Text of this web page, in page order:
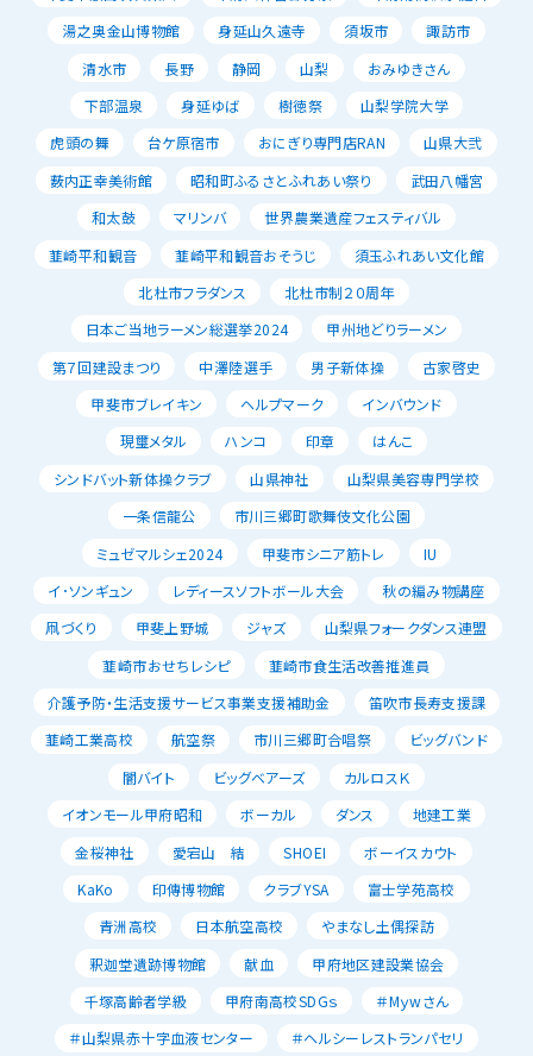
湯之奥金山博物館
身延山久遠寺 須坂市
諏訪市
清水市
長野 静岡 山梨
おみゆきさん
下部温泉
身延ゆば 樹徳祭
山梨学院大学
虎頭の舞
台ケ原宿市 おにぎり専門店RAN
山県大弐
薮内正幸美術館
昭和町ふるさとふれあい祭り
武田八幡宮
和太鼓
マリンバ
世界農業遺産フェスティバル
韮崎平和観音
韮崎平和観音おそうじ
須玉ふれあい文化館
北杜市フラダンス
北杜市制２０周年
日本ご当地ラーメン総選挙2024
甲州地どりラーメン
第７回建設まつり
中澤陸選手 男子新体操
古家啓史
甲斐市ブレイキン
ヘルプマーク
インバウンド
現璽メタル
ハンコ 印章
はんこ
シンドバット新体操クラブ
山県神社
山梨県美容専門学校
一条信龍公
市川三郷町歌舞伎文化公園
ミュゼマルシェ2024
甲斐市シニア筋トレ
IU
イ･ソンギュン
レディースソフトボール大会
秋の編み物講座
凧づくり
甲斐上野城 ジャズ
山梨県フォークダンス連盟
韮崎市おせちレシピ
韮崎市食生活改善推進員
介護予防・生活支援サービス事業支援補助金
笛吹市長寿支援課
韮崎工業高校
航空祭 市川三郷町合唱祭
ビッグバンド
闇バイト
ビッグベアーズ
カルロスＫ
イオンモール甲府昭和
ボーカル ダンス
地建工業
金桜神社
愛宕山 結 SHOEI
ボーイスカウト
KaKo
印傳博物館 クラブYSA
富士学苑高校
青洲高校
日本航空高校
やまなし土偶探訪
釈迦堂遺跡博物館
献血
甲府地区建設業協会
千塚高齢者学級
甲府南高校SDGｓ
＃Mｙwさん
＃山梨県赤十字血液センター
＃ヘルシーレストランパセリ